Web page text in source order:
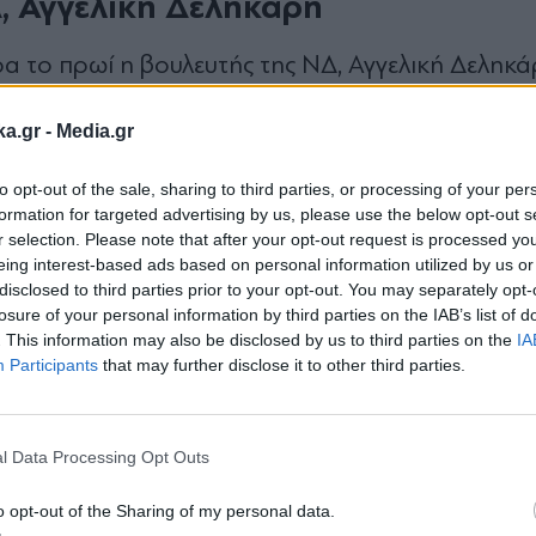
- Media.gr
opt-out of the sale, sharing to third parties, or processing of your
for targeted advertising by us, please use the below opt-out
selection. Please note that after your opt-out request is processed
interest-based ads based on personal information utilized by us
to third parties prior to your opt-out. You may separately
of your personal information by third parties on the IAB’s list of
This information may also be disclosed by us to third parties on the
Participants that may further disclose it to other third parties.
Data Processing Opt Outs
opt-out of the Sharing of my personal data.
το πρωί η βουλευτής της ΝΔ, Αγγελική
στην εκκλησία Αγίου Κωνσταντίνου και
μια γυναίκα πλησίασε τη βουλευτή
παρόντες αποδοκίμασαν τη δράστιδα!
που χτύπησε τη «γαλάζια» βουλευτή
με το ίδιο κόμμα. Το επεισόδιο ξεκίνησε
της κ. Δεληκάρη.
newsletter